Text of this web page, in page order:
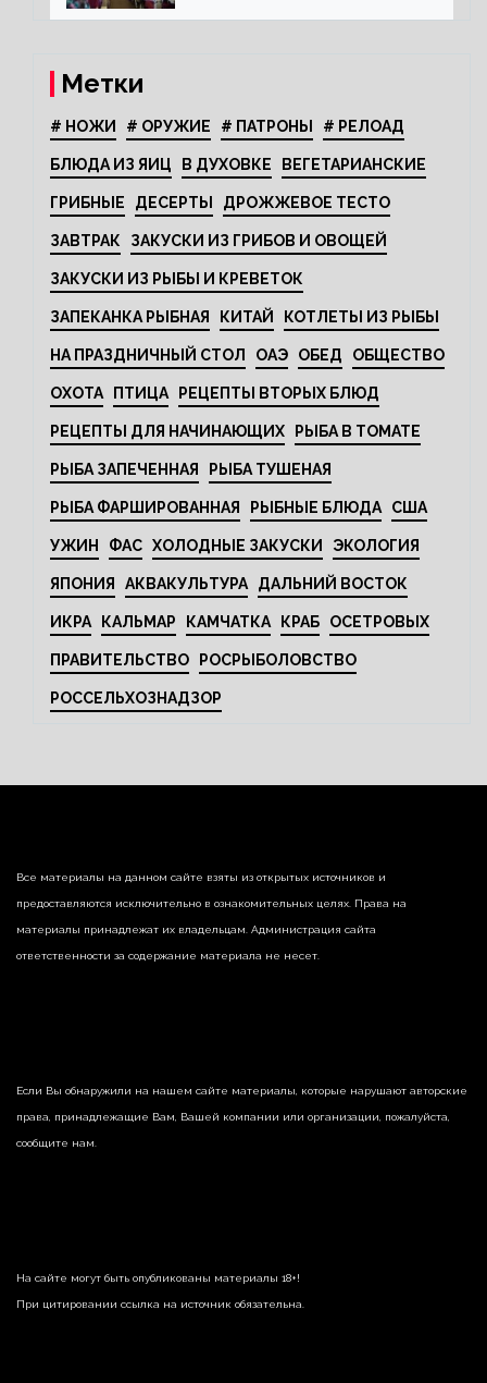
Метки
# НОЖИ # ОРУЖИЕ # ПАТРОНЫ # РЕЛОАД
БЛЮДА ИЗ ЯИЦ В ДУХОВКЕ ВЕГЕТАРИАНСКИЕ
ГРИБНЫЕ ДЕСЕРТЫ ДРОЖЖЕВОЕ ТЕСТО
ЗАВТРАК ЗАКУСКИ ИЗ ГРИБОВ И ОВОЩЕЙ
ЗАКУСКИ ИЗ РЫБЫ И КРЕВЕТОК
ЗАПЕКАНКА РЫБНАЯ КИТАЙ КОТЛЕТЫ ИЗ РЫБЫ
НА ПРАЗДНИЧНЫЙ СТОЛ ОАЭ ОБЕД ОБЩЕСТВО
ОХОТА ПТИЦА РЕЦЕПТЫ ВТОРЫХ БЛЮД
РЕЦЕПТЫ ДЛЯ НАЧИНАЮЩИХ РЫБА В ТОМАТЕ
РЫБА ЗАПЕЧЕННАЯ РЫБА ТУШЕНАЯ
РЫБА ФАРШИРОВАННАЯ РЫБНЫЕ БЛЮДА США
УЖИН ФАС ХОЛОДНЫЕ ЗАКУСКИ ЭКОЛОГИЯ
ЯПОНИЯ АКВАКУЛЬТУРА ДАЛЬНИЙ ВОСТОК
ИКРА КАЛЬМАР КАМЧАТКА КРАБ ОСЕТРОВЫХ
ПРАВИТЕЛЬСТВО РОСРЫБОЛОВСТВО
РОССЕЛЬХОЗНАДЗОР
Все материалы на данном сайте взяты из открытых источников и
предоставляются исключительно в ознакомительных целях. Права на
материалы принадлежат их владельцам. Администрация сайта
ответственности за содержание материала не несет.
Если Вы обнаружили на нашем сайте материалы, которые нарушают авторские
права, принадлежащие Вам, Вашей компании или организации, пожалуйста,
сообщите нам.
На сайте могут быть опубликованы материалы 18+!
При цитировании ссылка на источник обязательна.